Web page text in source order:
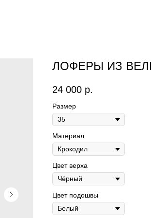
ЛОФЕРЫ ИЗ
24 000 р.
Размер
Материал
Цвет верха
Цвет подошвы